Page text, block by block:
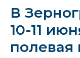
В
10-11
полевая